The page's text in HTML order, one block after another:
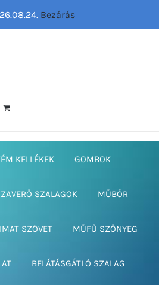
KELLÉKEK GOMBOK
SZALAGOK MŰBŐR
SZÖVET MŰFŰ SZŐNYEG
BELÁTÁSGÁTLÓ SZALAG
Bezárás